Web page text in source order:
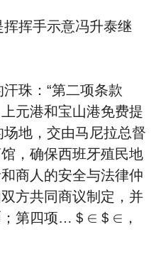
挥手示意冯升泰继
珠：“第二项条款
元港和宝山港免费提
地，交由马尼拉总督
，确保西班牙殖民地
商人的安全与法律仲
方共同商议制定，并
；第四项…＄∈＄∈，